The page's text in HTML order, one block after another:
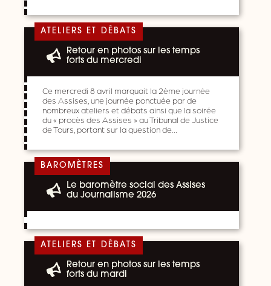
ATELIERS ET DÉBATS
Retour en photos sur les temps
forts du mercredi
Ce mercredi 8 avril marquait la 2ème journée
des Assises, une journée ponctuée par de
nombreux ateliers et débats ainsi que la soirée
du « procès des Assises » au Tribunal de Justice
de Tours, portant sur la question de…
BAROMÈTRES
Le baromètre social des Assises
du Journalisme 2026
ATELIERS ET DÉBATS
Retour en photos sur les temps
forts du mardi